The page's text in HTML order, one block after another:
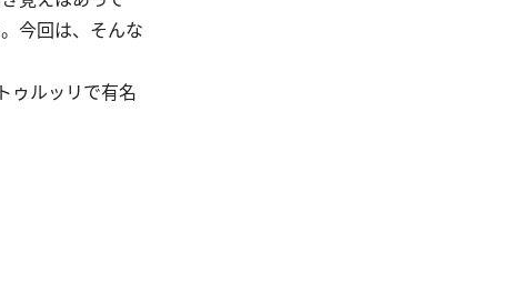
今回は、そんな
ゥルッリで有名